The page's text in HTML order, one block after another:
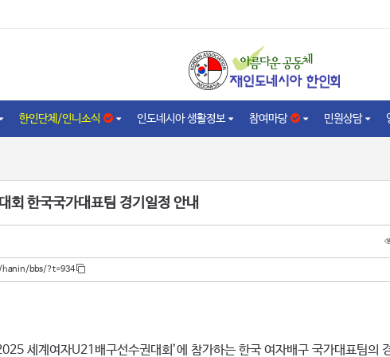
한인단체/인니소식 인도네시아 생활정보 참여마당 민원상담
한국국가대표팀 경기일정 안내
bbs/?t=934
세계여자U21배구선수권대회’에 참가하는 한국 여자배구 국가대표팀의